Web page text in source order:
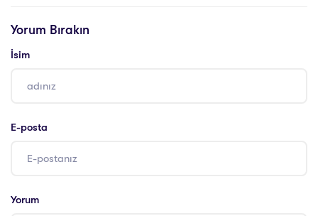
Yorum Bırakın
İsim
E-posta
Yorum